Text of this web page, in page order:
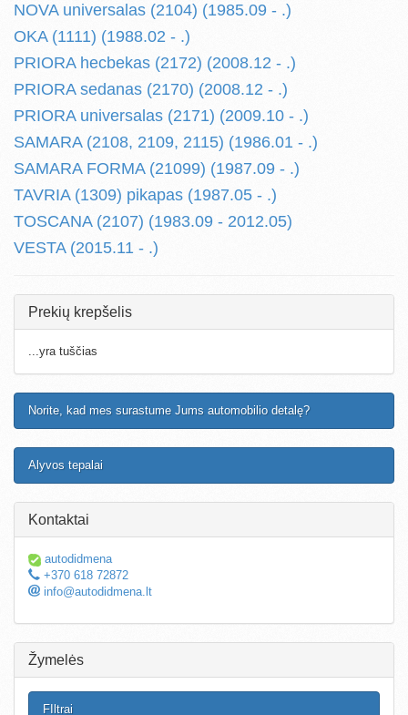
NOVA universalas (2104) (1985.09 - .)
OKA (1111) (1988.02 - .)
PRIORA hecbekas (2172) (2008.12 - .)
PRIORA sedanas (2170) (2008.12 - .)
PRIORA universalas (2171) (2009.10 - .)
SAMARA (2108, 2109, 2115) (1986.01 - .)
SAMARA FORMA (21099) (1987.09 - .)
TAVRIA (1309) pikapas (1987.05 - .)
TOSCANA (2107) (1983.09 - 2012.05)
VESTA (2015.11 - .)
Prekių krepšelis
...yra tuščias
Norite, kad mes surastume Jums automobilio detalę?
Alyvos tepalai
Kontaktai
autodidmena
+370 618 72872
info@autodidmena.lt
Žymelės
FIltrai